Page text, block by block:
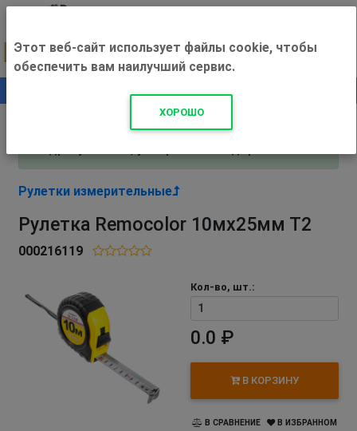
+500 ₽
Внимание! С 3 августа магазин работает по
Рулетки измерительные
Рулетка Remocolor 10мх25мм Т2
000216119
Кол-во, шт.:
0.0 ₽
В КОРЗИНУ
В СРАВНЕНИЕ В ИЗБРАННОМ
Этот веб-сайт использует файлы cookie, чтобы
обеспечить вам наилучший сервис.
ХОРОШО